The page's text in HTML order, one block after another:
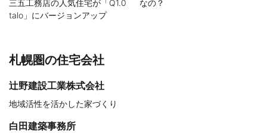
三五工務店の人気住宅が「Q1.0
talo」にバージョンアップ
なの？
札幌圏の住宅会社
辻野建設工業株式会社
地域活性を活かした家づくり
白田建築事務所